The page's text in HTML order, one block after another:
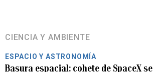
CIENCIA Y AMBIENTE
ESPACIO Y ASTRONOMÍA
Basura espacial: cohete de SpaceX se